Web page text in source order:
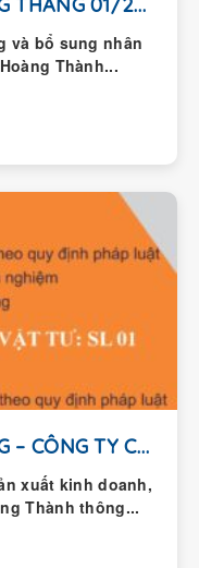
và bổ sung nhân
Thành...
THÔNG BÁO TUYỂN DỤNG – CÔNG TY CỔ...
xuất kinh doanh,
Thành thông...